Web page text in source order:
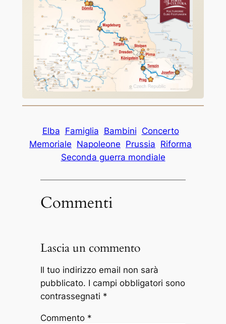
Elba Famiglia Bambini Concerto
Memoriale Napoleone Prussia Riforma
Seconda guerra mondiale
Commenti
Lascia un commento
Il tuo indirizzo email non sarà
pubblicato. I campi obbligatori sono
contrassegnati *
Commento *